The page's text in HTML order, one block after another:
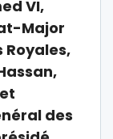
VI,
Major
Royales,
des